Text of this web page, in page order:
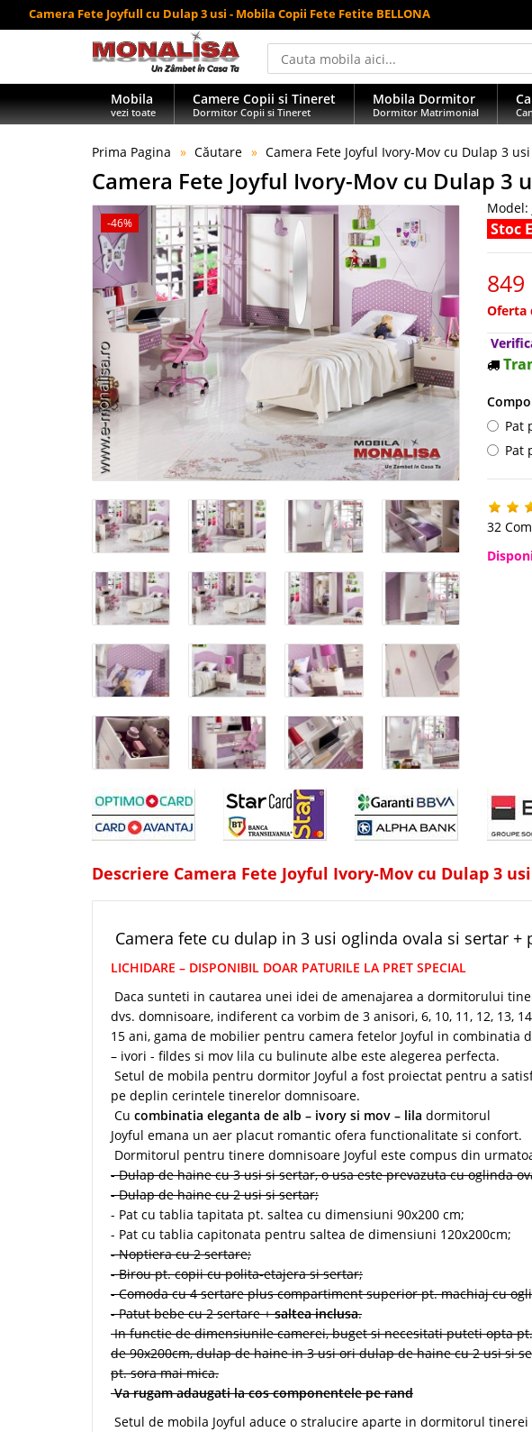
Camera Fete Joyfull cu Dulap 3 usi - Mobila Copii Fete Fetite BELLONA
Mobila
vezi toate
Camere Copii si Tineret
Dormitor Copii si Tineret
Mobila Dormitor
Dormitor Matrimonial
Prima Pagina Căutare Camera Fete Joyful Ivory-Mov cu Dulap 3 usi
Camera Fete Joyful Ivory-Mov cu Dulap 3
-46%
Model:
Stoc
849
Oferta
Pat
Pat
32
Descriere Camera Fete Joyful Ivory-Mov cu Dulap 3 usi
Camera fete cu dulap in 3 usi oglinda ovala si sertar +
LICHIDARE – DISPONIBIL DOAR PATURILE LA PRET SPECIAL
Daca sunteti in cautarea unei idei de amenajarea a dormitorului
dvs. domnisoare, indiferent ca vorbim de 3 anisori, 6, 10, 11, 12, 13,
15 ani, gama de mobilier pentru camera fetelor Joyful in combinatia
– ivori - fildes si mov lila cu bulinute albe este alegerea perfecta.
Setul de mobila pentru dormitor Joyful a fost proiectat pentru a
pe deplin cerintele tinerelor domnisoare.
Cu combinatia eleganta de alb – ivory si mov – lila dormitorul
Joyful emana un aer placut romantic ofera functionalitate si confort.
Dormitorul pentru tinere domnisoare Joyful este compus din
- Dulap de haine cu 3 usi si sertar, o usa este prevazuta cu oglinda
- Dulap de haine cu 2 usi si sertar;
- Pat cu tablia tapitata pt. saltea cu dimensiuni 90x200 cm;
- Pat cu tablia capitonata pentru saltea de dimensiuni 120x200cm;
- Noptiera cu 2 sertare;
- Birou pt. copii cu polita-etajera si sertar;
- Comoda cu 4 sertare plus compartiment superior pt. machiaj cu
- Patut bebe cu 2 sertare +saltea inclusa.
In functie de dimensiunile camerei, buget si necesitati puteti opta
de 90x200cm, dulap de haine in 3 usi ori dulap de haine cu 2 usi si
pt. sora mai mica.
Va rugam adaugati la cos componentele pe rand
Setul de mobila Joyful aduce o stralucire aparte in dormitorul